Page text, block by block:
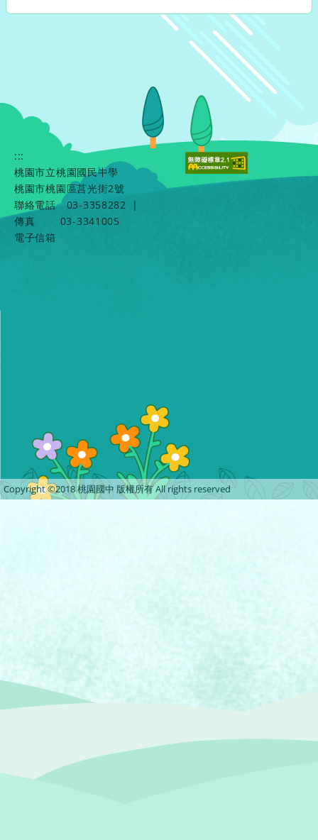
:::
桃園市立桃園國民中學
桃園市桃園區莒光街2號
聯絡電話
03-3358282
|
傳真
03-3341005
電子信箱
Copyright ©2018 桃園國中 版權所有 All rights reserved